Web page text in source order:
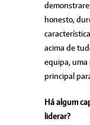
honesto,
acima de
equipa, uma
principal
Há algum
liderar?